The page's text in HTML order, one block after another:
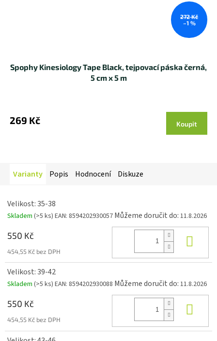
272 Kč
–1 %
Spophy Kinesiology Tape Black, tejpovací páska černá,
5 cm x 5 m
produktu
je
269 Kč Koupit
Varianty Popis Hodnocení Diskuze
Velikost: 35-38
Skladem (>5 ks) EAN: 8594202930057 Můžeme doručit do: 11.8.2026
550 Kč
454,55 Kč bez DPH
Velikost: 39-42
Skladem (>5 ks) EAN: 8594202930088 Můžeme doručit do: 11.8.2026
550 Kč
454,55 Kč bez DPH